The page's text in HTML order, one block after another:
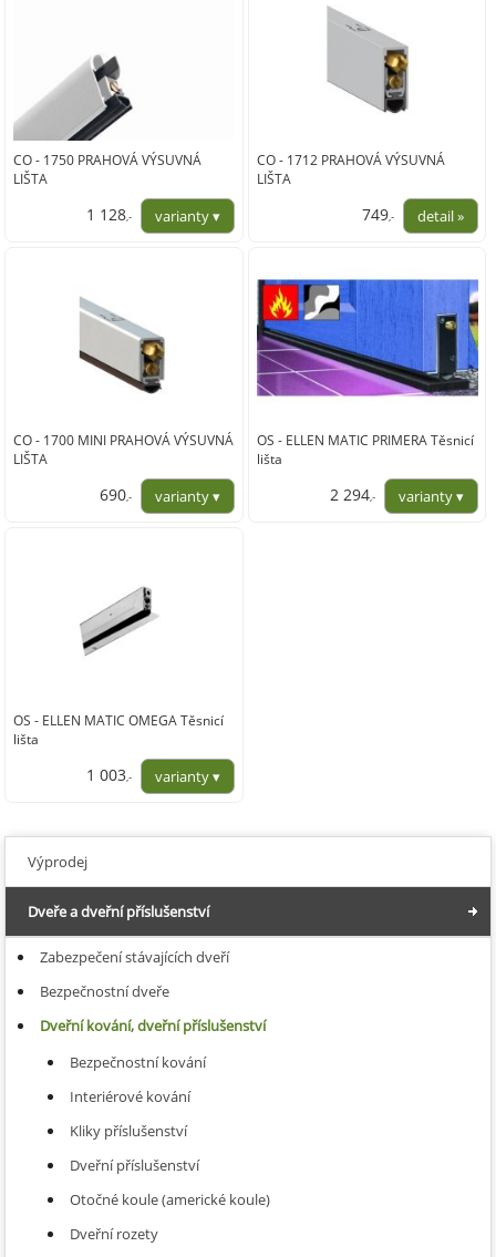
CO - 1750 PRAHOVÁ VÝSUVNÁ
LIŠTA
1 128,-
CO - 1712 PRAHOVÁ VÝSUVNÁ
LIŠTA
749,-
CO - 1700 MINI PRAHOVÁ VÝSUVNÁ
LIŠTA
690,-
OS - ELLEN MATIC PRIMERA Těsnicí
lišta
2 294,-
OS - ELLEN MATIC OMEGA Těsnicí
lišta
1 003,-
Výprodej
Dveře a dveřní příslušenství
Zabezpečení stávajících dveří
Bezpečnostní dveře
Dveřní kování, dveřní příslušenství
Bezpečnostní kování
Interiérové kování
Kliky příslušenství
Dveřní příslušenství
Otočné koule (americké koule)
Dveřní rozety